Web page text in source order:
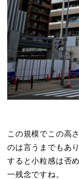
この規模でこの高
のは言うまでもあ
すると小粒感は否
一残念ですね。